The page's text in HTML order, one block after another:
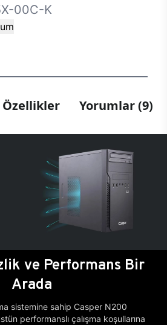
00C-K
Yorumlar (9)
ve Performans Bir
Arada
sistemine sahip Casper N200
performanslı çalışma koşullarına